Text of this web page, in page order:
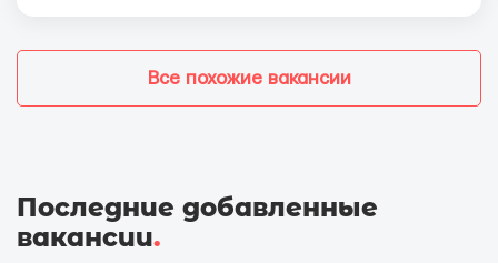
Все похожие вакансии
Последние добавленные
вакансии.